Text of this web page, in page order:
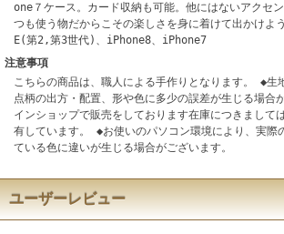
one７ケース。カード収納も可能。他にはないアクセ
つも使う物だからこその楽しさを身に着けて出かけ
E(第2,第3世代)、iPhone8、iPhone7
注意事項
こちらの商品は、職人による手作りとなります。 ◆生
点柄の出方・配置、形や色に多少の誤差が生じる場合
インショップで販売をしております在庫につきまして
有しています。 ◆お使いのパソコン環境により、実際
ている色に違いが生じる場合がございます。
ユーザーレビュー